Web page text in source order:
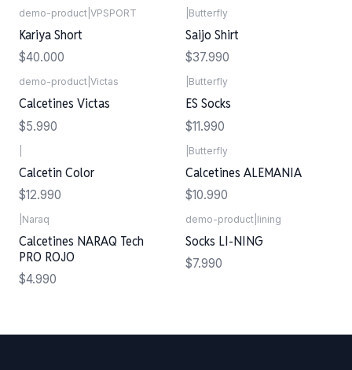
demo-product VPSPORT
Kariya Short
$40.000
Butterfly
Saijo Shirt
$37.990
demo-product Victas
Calcetines Victas
$5.990
Butterfly
ES Socks
$11.990
Calcetin Color
$12.990
Butterfly
Calcetines ALEMANIA
$10.990
Naraq
Calcetines NARAQ Tech
PRO ROJO
$4.990
demo-product lining
Socks LI-NING
$7.990